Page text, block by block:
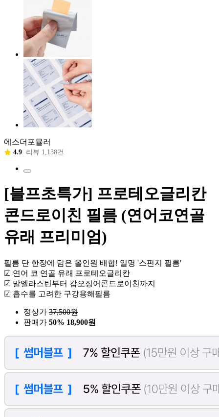
에스더포뮬러
4.9 리뷰 1,138건
[블프초특가] 프로테오글리칸
콘드로이친 필름 (연어코연골
유래 프리미엄)
필름 단 한장에 담은 올인원 배합! 일명 '스펀지 필름'
☑ 연어 코 연골 유래 프로테오글리칸
☑ 말엘라스틴부터 갑오징어콘드로이친까지
☑ 흡수를 고려한 구강용해필름
정상가 37,500원
판매가 50% 18,900원